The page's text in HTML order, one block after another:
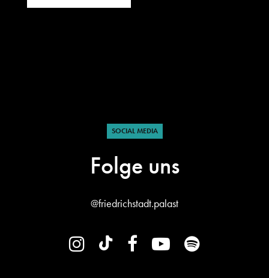
SOCIAL MEDIA
Folge uns
@friedrichstadt.palast